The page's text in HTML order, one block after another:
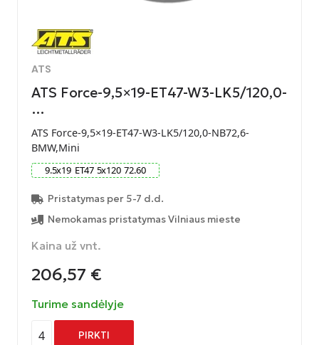
ATS
ATS Force-9,5×19-ET47-W3-LK5/120,0-
…
ATS Force-9,5×19-ET47-W3-LK5/120,0-NB72,6-
BMW,Mini
9.5x19 ET47 5x120 72.60
Pristatymas per 5-7 d.d.
Nemokamas pristatymas Vilniaus mieste
Kaina už vnt.
206,57 €
Turime sandėlyje
4 PIRKTI